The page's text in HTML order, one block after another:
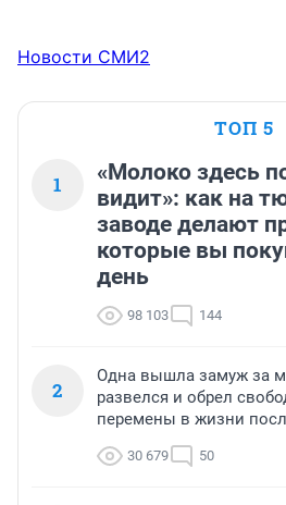
Новости СМИ2
ТОП 5
1
«Молоко здесь
видит»: как на
заводе делают
которые вы
день
98 103 144
2
Одна вышла замуж за
развелся и обрел
перемены в жизни
30 679 50